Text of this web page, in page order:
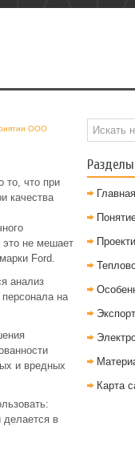
ООО
то, что при
качества
это не мешает
Ford.
анализ
на
и вредных
делается в
Разделы
Главная
Карта